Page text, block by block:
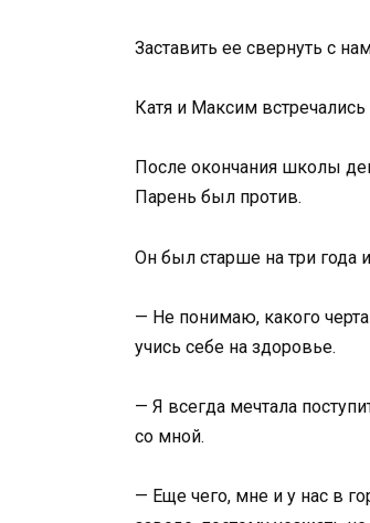
Заставить ее свернуть с
Катя и Максим встречались
После окончания школы
Парень был против.
Он был старше на три года
— Не понимаю, какого
учись себе на здоровье.
— Я всегда мечтала
со мной.
— Еще чего, мне и у нас в